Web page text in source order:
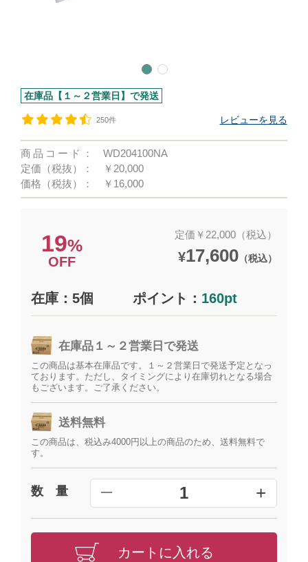
在庫品【１～２営業日】で発送
250件 レビューを見る
商品コード：
WD204100NA
定価（税抜）：
￥20,000
価格（税抜）：
￥16,000
19%
OFF
定価￥22,000（税込）
¥17,600（税込）
在庫：5個 ポイント： 160pt
在庫品１～２営業日で発送
この商品は基本在庫品です。１～２営業日で発送予定となっ
ております。ただし、タイミングにより在庫切れとなる場合
もございます。ご了承ください。
送料無料
この商品は、税込み4000円以上の商品のため、送料無料で
す。
数 量 ━ 1 +
カートに入れる